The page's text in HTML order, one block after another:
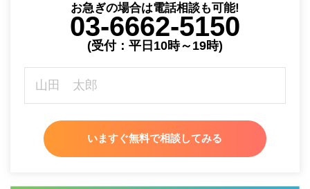
お急ぎの場合は電話相談も可能!
03-6662-5150
(受付：平日10時～19時)
いますぐ無料で相談してみる